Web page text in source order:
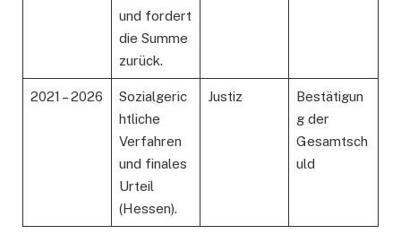
und fordert
die Summe
zurück.
2021 – 2026
Sozialgeric
htliche
Verfahren
und finales
Urteil
(Hessen).
Justiz
Bestätigun
g der
Gesamtsch
uld